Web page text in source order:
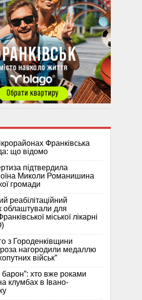
Франківська
що відомо
підтвердила
Миколи Романишина
громади
реабілітаційний
облаштували для
міської лікарні
з Городенківщини
нагородили медаллю
військ”
барон”: хто вже роками
клумбах в Івано-